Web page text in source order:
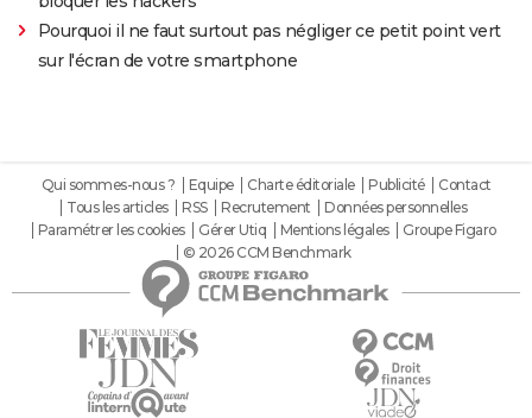
Pourquoi il ne faut surtout pas négliger ce petit point vert
sur l'écran de votre smartphone
Qui sommes-nous ? Equipe Charte éditoriale Publicité
Contact
Tous les articles
RSS Recrutement
Données personnelles
Paramétrer les cookies
Gérer Utiq Mentions légales
Groupe Figaro
© 2026 CCM Benchmark